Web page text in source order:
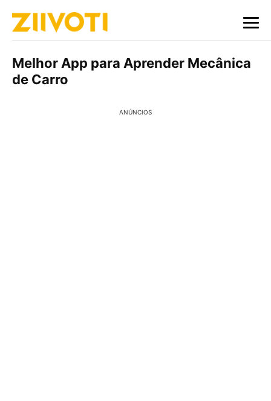
Melhor App para Aprender Mecânica
de Carro
ANÚNCIOS